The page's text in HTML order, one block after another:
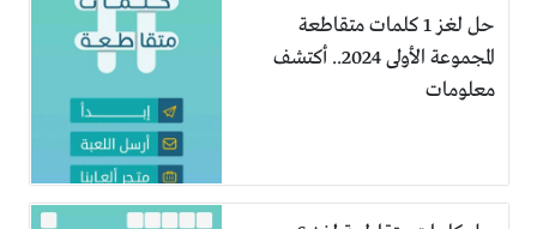
حل لغز 1 كلمات متقاطعة
المجموعة الأولى 2024.. أكتشف
معلومات